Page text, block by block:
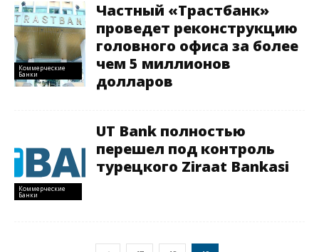
Коммерческие
Банки
Частный «Трастбанк»
проведет реконструкцию
головного офиса за более
чем 5 миллионов
долларов
Коммерческие
Банки
UT Bank полностью
перешел под контроль
турецкого Ziraat Bankasi